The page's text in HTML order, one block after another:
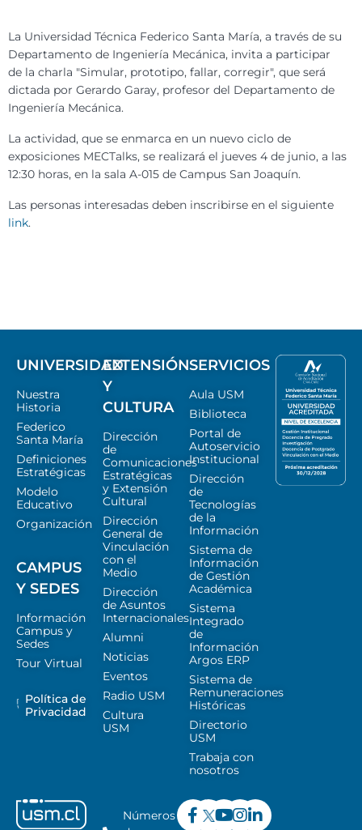
La Universidad Técnica Federico Santa María, a través de su
Departamento de Ingeniería Mecánica, invita a participar
de la charla "Simular, prototipo, fallar, corregir", que será
dictada por Gerardo Garay, profesor del Departamento de
Ingeniería Mecánica.
La actividad, que se enmarca en un nuevo ciclo de
exposiciones MECTalks, se realizará el jueves 4 de junio, a las
12:30 horas, en la sala A-015 de Campus San Joaquín.
Las personas interesadas deben inscribirse en el siguiente
link.
UNIVERSIDAD
Nuestra
Historia
Federico
Santa María
Definiciones
Estratégicas
Modelo
Educativo
Organización
CAMPUS
Y SEDES
Información
Campus y
Sedes
Tour Virtual
Política de
Privacidad
EXTENSIÓN
Y
CULTURA
Dirección
de
Comunicaciones
Estratégicas
y Extensión
Cultural
Dirección
General de
Vinculación
con el
Medio
Dirección
de Asuntos
Internacionales
Alumni
Noticias
Eventos
Radio USM
Cultura
USM
SERVICIOS
Aula USM
Biblioteca
Portal de
Autoservicio
Institucional
Dirección
de
Tecnologías
de la
Información
Sistema de
Información
de Gestión
Académica
Sistema
Integrado
de
Información
Argos ERP
Sistema de
Remuneraciones
Históricas
Directorio
USM
Trabaja con
nosotros
Números